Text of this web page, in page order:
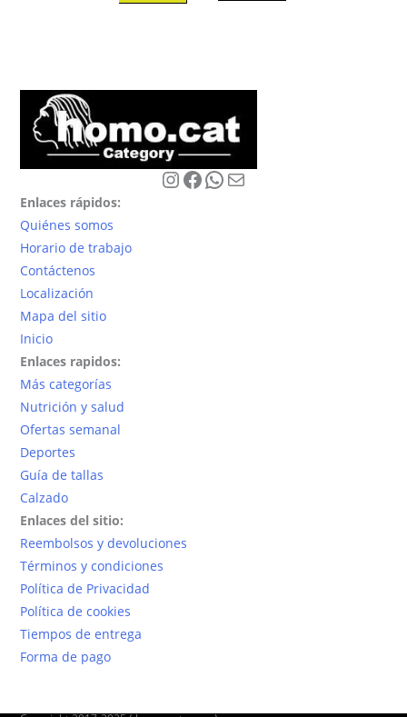
Instagram
Facebook
WhatsApp
Correo electrónico
Enlaces rápidos:
Quiénes somos
Horario de trabajo
Contáctenos
Localización
Mapa del sitio
Inicio
Enlaces rapidos:
Más categorías
Nutrición y salud
Ofertas semanal
Deportes
Guía de tallas
Calzado
Enlaces del sitio:
Reembolsos y devoluciones
Términos y condiciones
Política de Privacidad
Política de cookies
Tiempos de entrega
Forma de pago